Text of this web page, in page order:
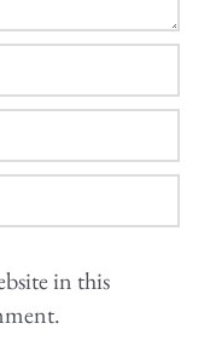
in this